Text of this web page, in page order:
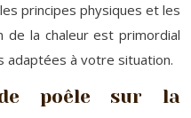
principes physiques et les
de la chaleur est primordial
adaptées à votre situation.
poêle sur la